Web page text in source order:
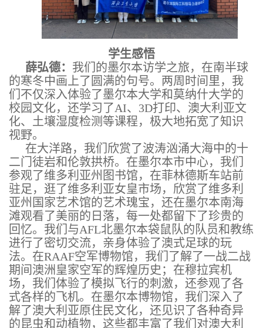
学生感悟
薛弘德： 我们的墨尔本访学之旅，在南半球
的寒冬中画上了圆满的句号。两周时间里，我
们不仅深入体验了墨尔本大学和莫纳什大学的
校园文化，还学习了AI、3D打印、澳大利亚文
化、土壤湿度检测等课程，极大地拓宽了知识
视野。
在大洋路，我们欣赏了波涛汹涌大海中的十
二门徒岩和伦敦拱桥。在墨尔本市中心，我们
参观了维多利亚州图书馆，在菲林德斯车站前
驻足，逛了维多利亚女皇市场，欣赏了维多利
亚州国家艺术馆的艺术瑰宝，还在墨尔本南海
滩观看了美丽的日落，每一处都留下了珍贵的
回忆。我们与AFL北墨尔本袋鼠队的队员和教练
进行了密切交流，亲身体验了澳式足球的玩
法。在RAAF空军博物馆，我们了解了一战二战
期间澳洲皇家空军的辉煌历史；在穆拉宾机
场，我们体验了模拟飞行的刺激，还参观了各
式各样的飞机。在墨尔本博物馆，我们深入了
解了澳大利亚原住民文化，还见识了各种奇异
的昆虫和动植物，这些都丰富了我们对澳大利